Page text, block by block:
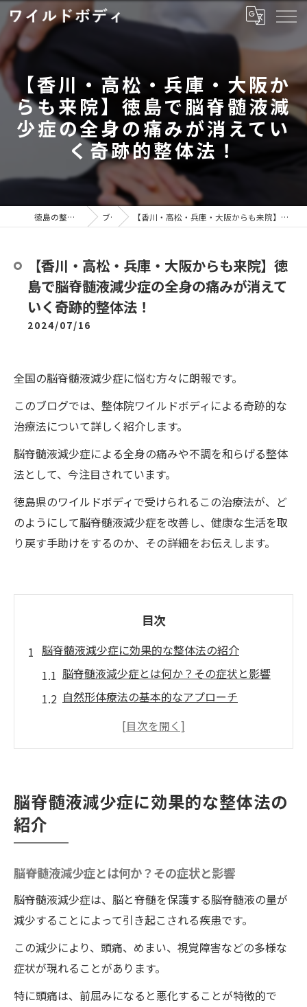
【香川・高松・兵庫・大阪か
らも来院】徳島で脳脊髄液減
少症の全身の痛みが消えてい
く奇跡的整体法！
徳島の整体ならワイルドボディ ブログ 【香川・高松・兵庫・大阪からも来院】徳島で脳脊髄液減少症の全身の痛みが消えていく奇跡的整体法！
【香川・高松・兵庫・大阪からも来院】徳
島で脳脊髄液減少症の全身の痛みが消えて
いく奇跡的整体法！
2024/07/16
全国の脳脊髄液減少症に悩む方々に朗報です。
このブログでは、整体院ワイルドボディによる奇跡的な
治療法について詳しく紹介します。
脳脊髄液減少症による全身の痛みや不調を和らげる整体
法として、今注目されています。
徳島県のワイルドボディで受けられるこの治療法が、ど
のようにして脳脊髄液減少症を改善し、健康な生活を取
り戻す手助けをするのか、その詳細をお伝えします。
目次
脳脊髄液減少症に効果的な整体法の紹介
脳脊髄液減少症とは何か？その症状と影響
自然形体療法の基本的なアプローチ
整体法と自然形体療法の違いと共通点
るポイント
脳脊髄液減少症を整体法で克服するために徳島
県へ
全国から徳島県へ訪れる理由
アクセスと交通手段の紹介
治療前の準備と注意点
滞在中のサポート体制
脳脊髄液減少症に効果的な整体法の
紹介
脳脊髄液減少症とは何か？その症状と影響
脳脊髄液減少症は、脳と脊髄を保護する脳脊髄液の量が
減少することによって引き起こされる疾患です。
この減少により、頭痛、めまい、視覚障害などの多様な
症状が現れることがあります。
特に頭痛は、前屈みになると悪化することが特徴的で